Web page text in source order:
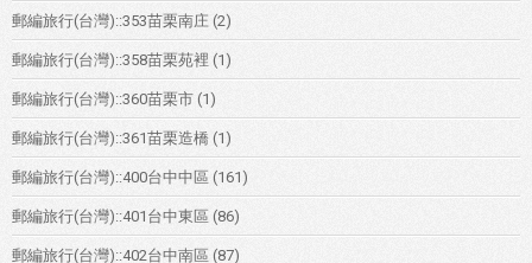
郵編旅行(台灣)::353苗栗南庄 (2)
郵編旅行(台灣)::358苗栗苑裡 (1)
郵編旅行(台灣)::360苗栗市 (1)
郵編旅行(台灣)::361苗栗造橋 (1)
郵編旅行(台灣)::400台中中區 (161)
郵編旅行(台灣)::401台中東區 (86)
郵編旅行(台灣)::402台中南區 (87)